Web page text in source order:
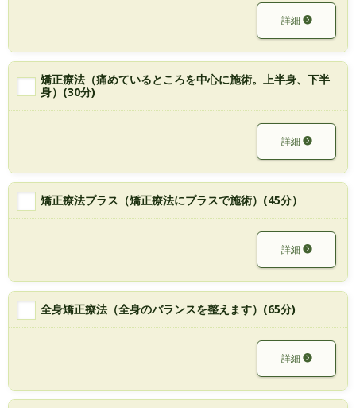
詳細
矯正療法（痛めているところを中心に施術。上半身、下半
身）(30分)
詳細
矯正療法プラス（矯正療法にプラスで施術）(45分）
詳細
全身矯正療法（全身のバランスを整えます）(65分)
詳細